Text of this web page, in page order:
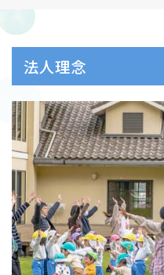
法人理念